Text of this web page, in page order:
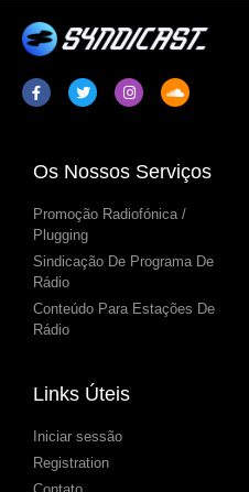
Os Nossos Serviços
Promoção Radiofónica /
Plugging
Sindicação De Programa De
Rádio
Conteúdo Para Estações De
Rádio
Links Úteis
Iniciar sessão
Registration